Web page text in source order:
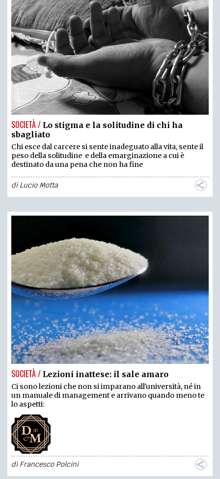
SOCIETÀ / Lo stigma e la solitudine di chi ha
sbagliato
Chi esce dal carcere si sente inadeguato alla vita, sente il
peso della solitudine e della emarginazione a cui è
destinato da una pena che non ha fine
diLucio Motta
SOCIETÀ / Lezioni inattese: il sale amaro
Ci sono lezioni che non si imparano all'università, né in
un manuale di management e arrivano quando meno te
lo aspetti:
diFrancesco Polcini